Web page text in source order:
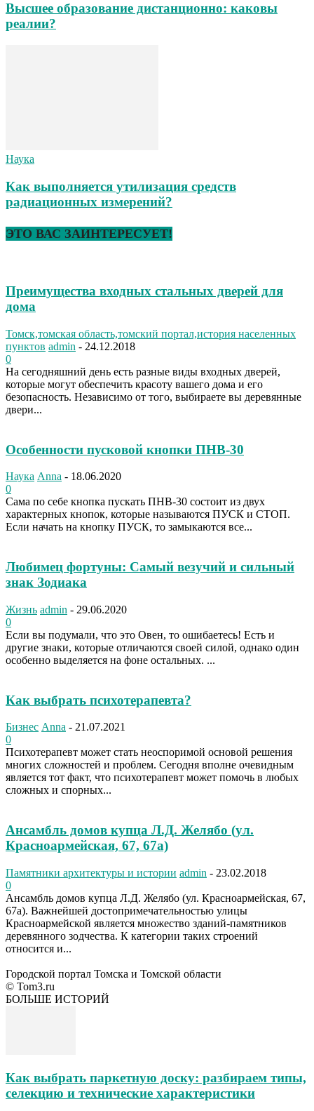
Высшее образование дистанционно: каковы
реалии?
Наука
Как выполняется утилизация средств
радиационных измерений?
ЭТО ВАС ЗАИНТЕРЕСУЕТ!
Преимущества входных стальных дверей для
дома
Томск,томская область,томский портал,история населенных
пунктов admin - 24.12.2018
0
На сегодняшний день есть разные виды входных дверей,
которые могут обеспечить красоту вашего дома и его
безопасность. Независимо от того, выбираете вы деревянные
двери...
Особенности пусковой кнопки ПНВ-30
Наука Anna - 18.06.2020
0
Сама по себе кнопка пускать ПНВ-30 состоит из двух
характерных кнопок, которые называются ПУСК и СТОП.
Если начать на кнопку ПУСК, то замыкаются все...
Любимец фортуны: Самый везучий и сильный
знак Зодиака
Жизнь admin - 29.06.2020
0
Если вы подумали, что это Овен, то ошибаетесь! Есть и
другие знаки, которые отличаются своей силой, однако один
особенно выделяется на фоне остальных. ...
Как выбрать психотерапевта?
Бизнес Anna - 21.07.2021
0
Психотерапевт может стать неоспоримой основой решения
многих сложностей и проблем. Сегодня вполне очевидным
является тот факт, что психотерапевт может помочь в любых
сложных и спорных...
Ансамбль домов купца Л.Д. Желябо (ул.
Красноармейская, 67, 67а)
Памятники архитектуры и истории admin - 23.02.2018
0
Ансамбль домов купца Л.Д. Желябо (ул. Красноармейская, 67,
67а). Важнейшей достопримечательностью улицы
Красноармейской является множество зданий-памятников
деревянного зодчества. К категории таких строений
относится и...
Городской портал Томска и Томской области
© Tom3.ru
БОЛЬШЕ ИСТОРИЙ
Как выбрать паркетную доску: разбираем типы,
селекцию и технические характеристики